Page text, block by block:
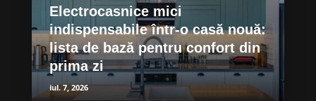
Electrocasnice mici
indispensabile într-o casă nouă:
lista de bază pentru confort din
prima zi
iul. 7, 2026